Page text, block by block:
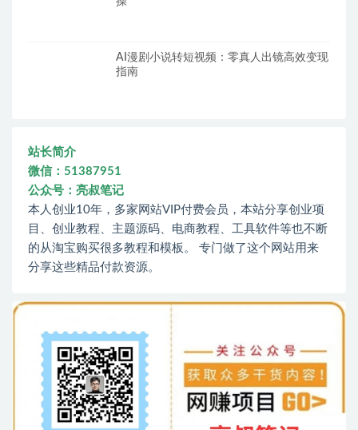
AI漫剧小说转短视频：零真人出镜高效变现
指南
站长简介
微信：51387951
公众号：亮叔笔记
本人创业10年，多家网站VIP付费会员，本站分享创业项
目、创业教程、主题源码、电商教程、工具软件等也不断
的从淘宝购买很多教程和模板。 专门做了这个网站用来
分享这些精品付款资源。